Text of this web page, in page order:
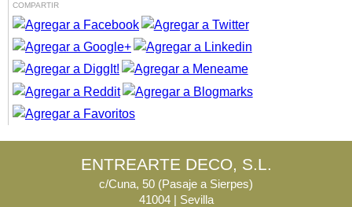
COMPARTIR
ENTREARTE DECO, S.L.
c/Cuna, 50 (Pasaje a Sierpes)
41004 | Sevilla